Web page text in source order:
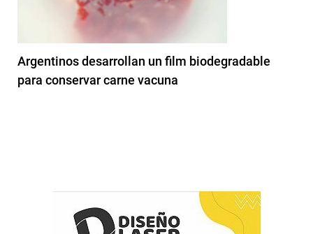
Argentinos desarrollan un film biodegradable
para conservar carne vacuna